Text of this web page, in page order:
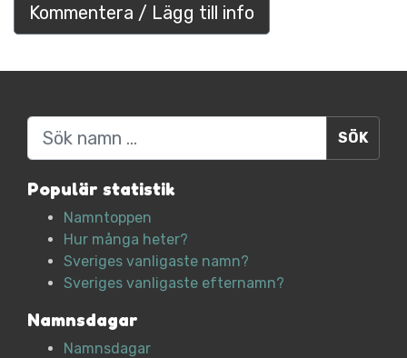
Kommentera / Lägg till info
Sök
Populär statistik
Namntoppen
Hur många heter?
Sveriges vanligaste namn?
Sveriges vanligaste efternamn?
Namnsdagar
Namnsdagar